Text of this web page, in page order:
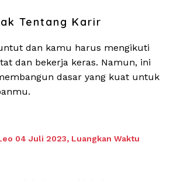
Tentang Karir
dan kamu harus mengikuti
dan bekerja keras. Namun, ini
dasar yang kuat untuk
04 Juli 2023, Luangkan Waktu